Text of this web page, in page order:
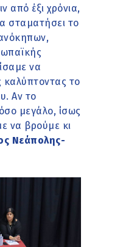
από έξι χρόνια,
σταματήσει το
να
καλύπτοντας το
Αν το
μεγάλο, ίσως
να βρούμε κι
Νεάπολης-